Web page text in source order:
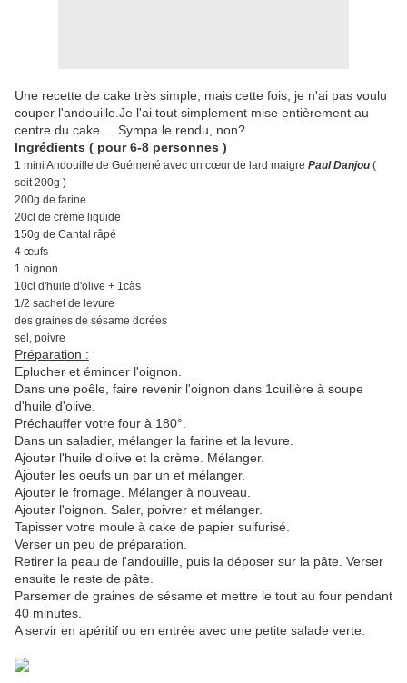
Une recette de cake très simple, mais cette fois, je n'ai pas voulu
couper l'andouille.Je l'ai tout simplement mise entièrement au
centre du cake ... Sympa le rendu, non?
Ingrédients ( pour 6-8 personnes )
1 mini Andouille de Guémené avec un cœur de lard maigre Paul Danjou (
soit 200g )
200g de farine
20cl de crème liquide
150g de Cantal râpé
4 œufs
1 oignon
10cl d'huile d'olive + 1càs
1/2 sachet de levure
des graines de sésame dorées
sel, poivre
Préparation :
Eplucher et émincer l'oignon.
Dans une poêle, faire revenir l'oignon dans 1cuillère à soupe
d'huile d'olive.
Préchauffer votre four à 180°.
Dans un saladier, mélanger la farine et la levure.
Ajouter l'huile d'olive et la crème. Mélanger.
Ajouter les oeufs un par un et mélanger.
Ajouter le fromage. Mélanger à nouveau.
Ajouter l'oignon. Saler, poivrer et mélanger.
Tapisser votre moule à cake de papier sulfurisé.
Verser un peu de préparation.
Retirer la peau de l'andouille, puis la déposer sur la pâte. Verser
ensuite le reste de pâte.
Parsemer de graines de sésame et mettre le tout au four pendant
40 minutes.
A servir en apéritif ou en entrée avec une petite salade verte.